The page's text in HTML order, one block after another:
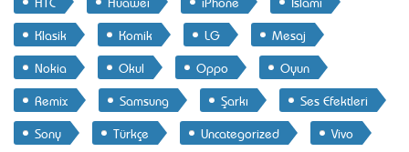
Klasik
Komik LG
Mesaj
Nokia
Okul Oppo
Oyun
Remix
Samsung Şarkı
Ses Efektleri
Sony
Türkçe Uncategorized Vivo